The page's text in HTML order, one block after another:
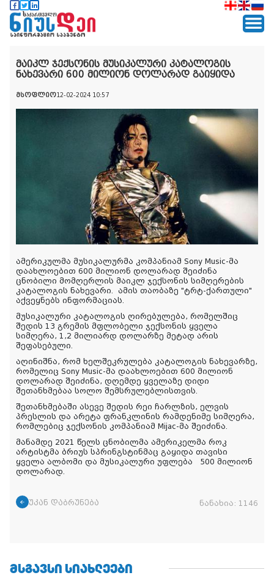
მაიკლ ჯექსონის მუსიკალური კატალოგის
ნახევარი 600 მილიონ დოლარად გაიყიდა
მსოფლიო12-02-2024 10:57
ამერიკულმა მუსიკალურმა კომპანიამ Sony Music-მა
დაახლოებით 600 მილიონ დოლარად შეიძინა
ცნობილი მომღერლის მაიკლ ჯექსონის სიმღერების
კატალოგის ნახევარი. ამის თაობაზე "ტრტ-ქართული"
აქვეყნებს ინფორმაციას.
მუსიკალური კატალოგის ღირებულება, რომელშიც
შედის 13 გრემის მფლობელი ჯექსონის ყველა
სიმღერა, 1,2 მილიარდ დოლარზე მეტად არის
შეფასებული.
აღინიშნა, რომ ხელშეკრულება კატალოგის ნახევარზე,
რომელიც Sony Music-მა დაახლოებით 600 მილიონ
დოლარად შეიძინა, დღემდე ყველაზე დიდი
შეთანხმებაა სოლო შემსრულებლისთვის.
შეთანხმებაში ასევე შედის რეი ჩარლზის, ელვის
პრესლის და არეტა ფრანკლინის რამდენიმე სიმღერა,
რომლებიც ჯექსონის კომპანიამ Mijac-მა შეიძინა.
მანამდე 2021 წელს ცნობილმა ამერიკელმა როკ
არტისტმა ბრიუს სპრინგსტინმაც გაყიდა თავისი
ყველა ალბომი და მუსიკალური უფლება 500 მილიონ
დოლარად.
უკან დაბრუნება ნანახია: 1146
ᲛᲡᲒᲐᲕᲡᲘ ᲡᲘᲐᲮᲚᲔᲔᲑᲘ